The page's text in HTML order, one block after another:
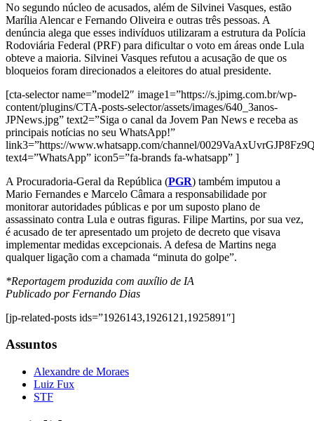
No segundo núcleo de acusados, além de Silvinei Vasques, estão
Marília Alencar e Fernando Oliveira e outras três pessoas. A
denúncia alega que esses indivíduos utilizaram a estrutura da Polícia
Rodoviária Federal (PRF) para dificultar o voto em áreas onde Lula
obteve a maioria. Silvinei Vasques refutou a acusação de que os
bloqueios foram direcionados a eleitores do atual presidente.
[cta-selector name=”model2″ image1=”https://s.jpimg.com.br/wp-
content/plugins/CTA-posts-selector/assets/images/640_3anos-
JPNews.jpg” text2=”Siga o canal da Jovem Pan News e receba as
principais notícias no seu WhatsApp!”
link3=”https://www.whatsapp.com/channel/
text4=”WhatsApp” icon5=”fa-brands fa-whatsapp” ]
A Procuradoria-Geral da República (PGR) também imputou a
Mario Fernandes e Marcelo Câmara a responsabilidade por
monitorar autoridades públicas e por um suposto plano de
assassinato contra Lula e outras figuras. Filipe Martins, por sua vez,
é acusado de ter apresentado um projeto de decreto que visava
implementar medidas excepcionais. A defesa de Martins nega
qualquer ligação com a chamada “minuta do golpe”.
*Reportagem produzida com auxílio de IA
Publicado por Fernando Dias
[jp-related-posts ids=”1926143,1926121,1925891″]
Assuntos
Alexandre de Moraes
Luiz Fux
STF